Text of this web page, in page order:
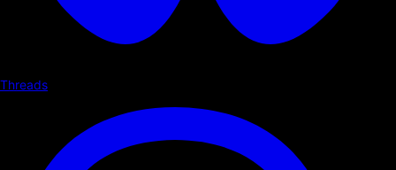
Threads